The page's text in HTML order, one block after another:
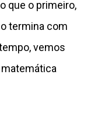
que o primeiro,
termina com
vemos